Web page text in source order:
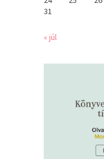
31
« júl